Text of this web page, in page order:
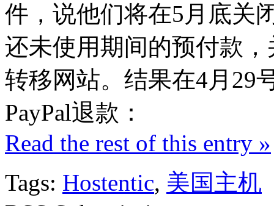
件，说他们将在5月底关
还未使用期间的预付款
转移网站。结果在4月29
PayPal退款：
Read the rest of this entry »
Tags: Hostentic, 美国主机